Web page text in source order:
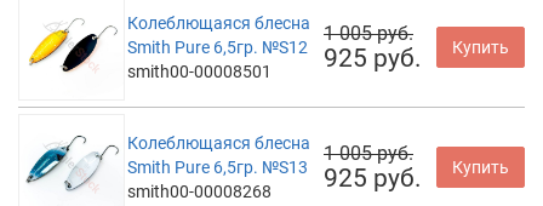
Колеблющаяся блесна
Smith Pure 6,5гр. №S12
smith00-00008501
1 005 руб.
925 руб. Купить
Колеблющаяся блесна
Smith Pure 6,5гр. №S13
smith00-00008268
1 005 руб.
925 руб. Купить